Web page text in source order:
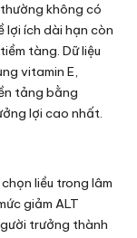
không có
lợi ích dài hạn còn
tàng. Dữ liệu
vitamin E,
tảng bằng
lợi cao nhất.
liều trong lâm
giảm ALT
trưởng thành